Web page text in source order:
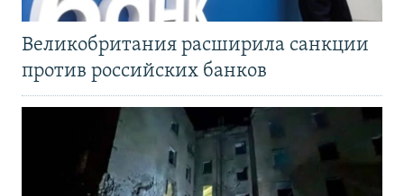
Великобритания расширила санкции
против российских банков